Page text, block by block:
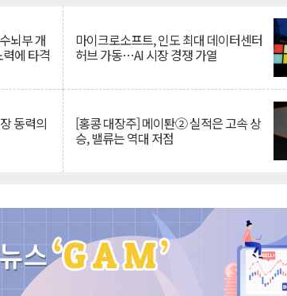
뇌부 개
에 타격
마이크로소프트, 인도 최대 데이터센터
허브 가동…AI 시장 경쟁 가열
동력의 [홍콩 대장주] 메이퇀② 실적은 고속 상
승, 밸류는 역대 저점